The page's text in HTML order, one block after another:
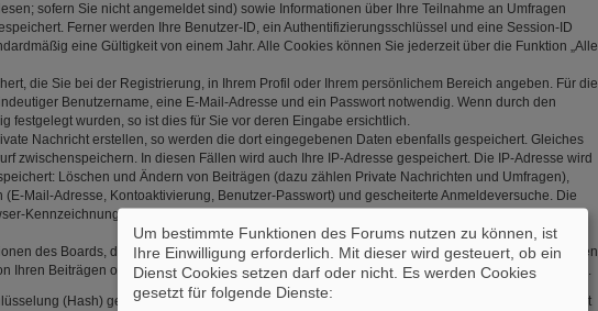
sofern Sie nicht angemeldet sind) sowie Informationen über Ihre Teilnahme an Umfragen
Ferner werden Ihre Benutzer-ID, ein Authentifizierungsschlüssel und eine Session-ID
eine Gültigkeit von einem Jahr. Alle Cookies können Sie jederzeit über die Funktion „Alle
die Sie bei der Registrierung, in Ihrem Profil oder Ihrem persönlichem Bereich angeben. Für die
Benutzername, eine E-Mail-Adresse und ein Passwort notwendig. Wenn durch den
festgelegt wurden, so ist dies für Sie vor deren Eingabe ersichtlich.
Nachricht erstellen, so werden die dort eingegebenen Daten ebenfalls gespeichert. Gleiches
zwischenspeichern. In diesen Fällen wird auch Ihre IP-Adresse gespeichert. Die IP-Adresse wird
Löschen und Ändern von Beiträgen (dazu zählen Private Nachrichten und Umfragen),
Mail-Adresse, Kontoaktivierung, Benutzer-Passwort) und gescheiterte Anmeldeversuche. Die
Kennzeichnung (User Agent) wird nur in der „Wer ist online?“-Funktion angezeigt und nicht
des Boards, dass weitere Daten gespeichert werden. Dazu gehören Ihr Abstimmungsverhalten
Ihren Beiträgen oder explizit von Ihnen gesetzte Lesezeichen oder Benachrichtigungsfunktionen.
(Hash) gespeichert, so dass es sicher ist. Jedoch wird Ihnen empfohlen, dieses Passwort
Um bestimmte Funktionen des Forums nutzen zu können, ist
Ihre Einwilligung erforderlich. Mit dieser wird gesteuert, ob ein
Dienst Cookies setzen darf oder nicht. Es werden Cookies
gesetzt für folgende Dienste: